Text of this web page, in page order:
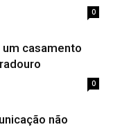
0
casamento
0
não